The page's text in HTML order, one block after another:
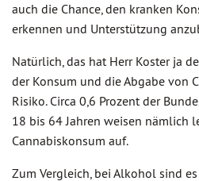
auch die Chance, den kranken
erkennen und Unterstützung
Natürlich, das hat Herr Koster ja
der Konsum und die Abgabe von
Risiko. Circa 0,6 Prozent der
18 bis 64 Jahren weisen nämlich
Cannabiskonsum auf.
Zum Vergleich, bei Alkohol sind